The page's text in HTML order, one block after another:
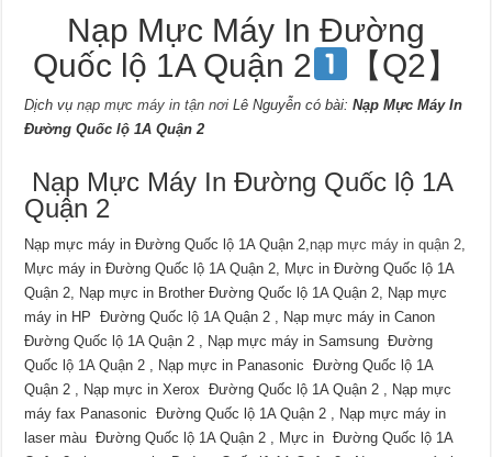
Nạp Mực Máy In Đường
Quốc lộ 1A Quận 2
【Q2】
Dịch vụnạp mực máy in tận nơi Lê Nguyễn có bài:Nạp Mực Máy In
Đường Quốc lộ 1A Quận 2
Nạp Mực Máy In Đường Quốc lộ 1A
Quận 2
Nạp mực máy in Đường Quốc lộ 1A Quận 2, nạp mực máy in quận 2
Mực máy in Đường Quốc lộ 1A Quận 2, Mực in Đường Quốc lộ 1A
Quận 2, Nạp mực in Brother Đường Quốc lộ 1A Quận 2, Nạp mực
máy in HP Đường Quốc lộ 1A Quận 2 , Nạp mực máy in Canon
Đường Quốc lộ 1A Quận 2 , Nạp mực máy in Samsung Đường
Quốc lộ 1A Quận 2 , Nạp mực in Panasonic Đường Quốc lộ 1A
Quận 2 , Nạp mực in Xerox Đường Quốc lộ 1A Quận 2 , Nạp mực
máy fax Panasonic Đường Quốc lộ 1A Quận 2 , Nạp mực máy in
laser màu Đường Quốc lộ 1A Quận 2 , Mực in Đường Quốc lộ 1A